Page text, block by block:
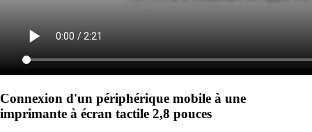
Connexion d'un périphérique mobile à une
imprimante à écran tactile 2,8 pouces